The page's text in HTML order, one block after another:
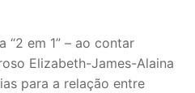
“2 em 1” – ao contar
Elizabeth-James-Alaina
para a relação entre